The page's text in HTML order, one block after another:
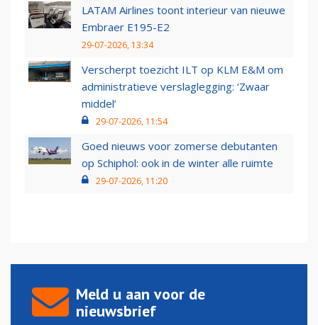
LATAM Airlines toont interieur van nieuwe
Embraer E195-E2
29-07-2026, 13:34
Verscherpt toezicht ILT op KLM E&M om
administratieve verslaglegging: ‘Zwaar
middel’
29-07-2026, 11:54
Goed nieuws voor zomerse debutanten
op Schiphol: ook in de winter alle ruimte
29-07-2026, 11:20
Meld u aan voor de
nieuwsbrief